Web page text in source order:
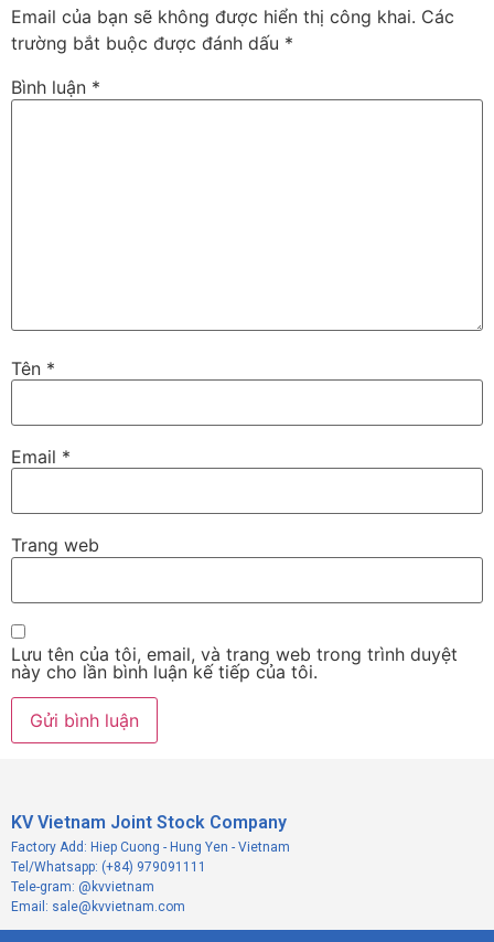
Email của bạn sẽ không được hiển thị công khai. Các
trường bắt buộc được đánh dấu *
Bình luận *
Tên *
Email *
Trang web
Lưu tên của tôi, email, và trang web trong trình duyệt
này cho lần bình luận kế tiếp của tôi.
KV Vietnam Joint Stock Company
Factory Add: Hiep Cuong - Hung Yen - Vietnam
Tel/Whatsapp: (+84) 979091111
Tele-gram: @kvvietnam
Email: sale@kvvietnam.com